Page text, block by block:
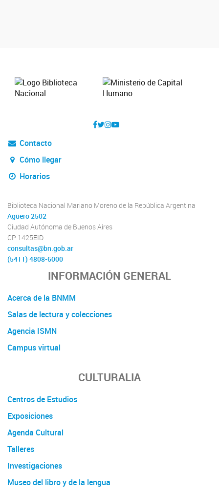
Contacto
Cómo llegar
Horarios
Biblioteca Nacional Mariano Moreno de la República Argentina
Agüero 2502
Ciudad Autónoma de Buenos Aires
CP 1425EID
consultas@bn.gob.ar
(5411) 4808-6000
INFORMACIÓN GENERAL
Acerca de la BNMM
Salas de lectura y colecciones
Agencia ISMN
Campus virtual
CULTURALIA
Centros de Estudios
Exposiciones
Agenda Cultural
Talleres
Investigaciones
Museo del libro y de la lengua